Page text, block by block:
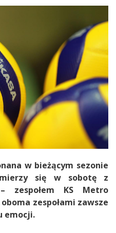
w bieżącym sezonie
się w sobotę z
zespołem KS Metro
zespołami zawsze
emocji.